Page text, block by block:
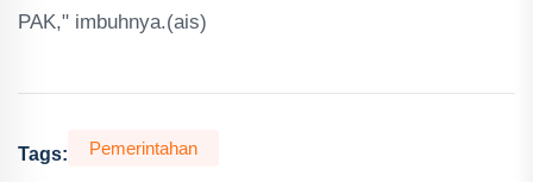
PAK," imbuhnya.(ais)
Tags: Pemerintahan